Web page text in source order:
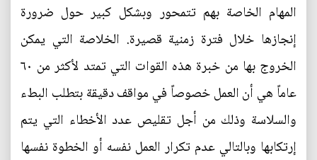
المهام الخاصة بهم تتمحور وبشكل كبير حول ضرورة
إنجازها خلال فترة زمنية قصيرة. الخلاصة التي يمكن
الخروج بها من خبرة هذه القوات التي تمتد لأكثر من ٦٠
عاماً هي أن العمل خصوصاً في مواقف دقيقة بتطلب البطء
والسلاسة وذلك من أجل تقليص عدد الأخطاء التي يتم
إرتكابها وبالتالي عدم تكرار العمل نفسه أو الخطوة نفسها